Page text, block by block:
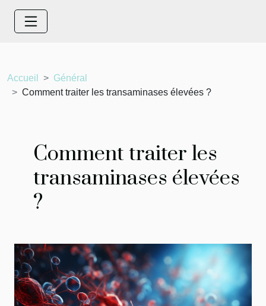
Accueil
Général
Comment traiter les transaminases élevées ?
Comment traiter les
transaminases élevées
?